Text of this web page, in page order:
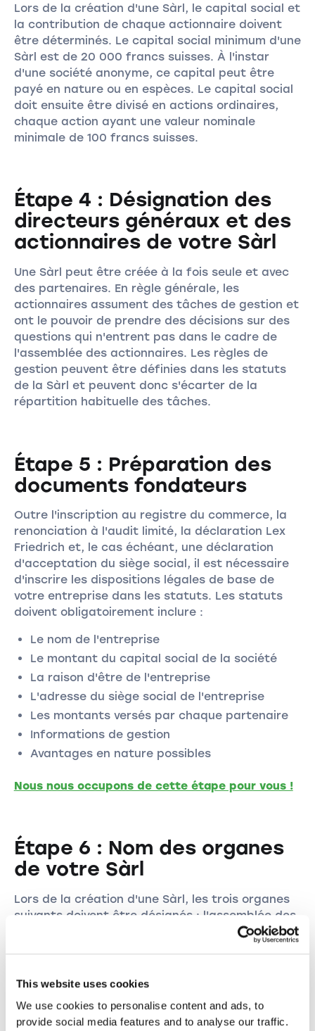
This website uses cookies
We use cookies to personalise content and ads, to
provide social media features and to analyse our traffic.
Lors de la création d'une Sàrl, le capital social et
la contribution de chaque actionnaire doivent
être déterminés. Le capital social minimum d'une
Sàrl est de 20 000 francs suisses. À l'instar
d'une société anonyme, ce capital peut être
payé en nature ou en espèces. Le capital social
doit ensuite être divisé en actions ordinaires,
chaque action ayant une valeur nominale
minimale de 100 francs suisses.
Étape 4 : Désignation des
directeurs généraux et des
actionnaires de votre Sàrl
Une Sàrl peut être créée à la fois seule et avec
des partenaires. En règle générale, les
actionnaires assument des tâches de gestion et
ont le pouvoir de prendre des décisions sur des
questions qui n'entrent pas dans le cadre de
l'assemblée des actionnaires. Les règles de
gestion peuvent être définies dans les statuts
de la Sàrl et peuvent donc s'écarter de la
répartition habituelle des tâches.
Étape 5 : Préparation des
documents fondateurs
Outre l'inscription au registre du commerce, la
renonciation à l'audit limité, la déclaration Lex
Friedrich et, le cas échéant, une déclaration
d'acceptation du siège social, il est nécessaire
d'inscrire les dispositions légales de base de
votre entreprise dans les statuts. Les statuts
doivent obligatoirement inclure :
Le nom de l'entreprise
Le montant du capital social de la société
La raison d'être de l'entreprise
L'adresse du siège social de l'entreprise
Les montants versés par chaque partenaire
Informations de gestion
Avantages en nature possibles
Nous nous occupons de cette étape pour vous !
Étape 6 : Nom des organes
de votre Sàrl
Lors de la création d'une Sàrl, les trois organes
suivants doivent être désignés : l'assemblée des
actionnaires, la direction et l'organisme d'audit.
L'assemblée des actionnaires a pour mission de
d'approuver le rapport annuel et de décider de
la nomination de la direction. La direction est
nommée (comme déjà mentionné) par